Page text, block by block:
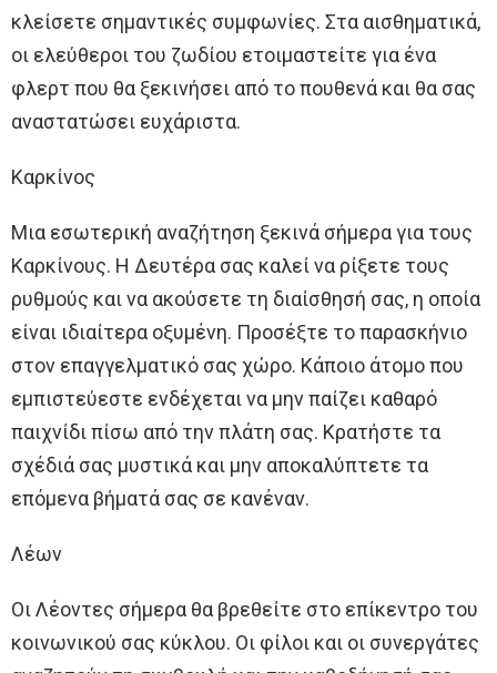
κλείσετε σημαντικές συμφωνίες. Στα αισθηματικά,
οι ελεύθεροι του ζωδίου ετοιμαστείτε για ένα
φλερτ που θα ξεκινήσει από το πουθενά και θα σας
αναστατώσει ευχάριστα.
Καρκίνος
Μια εσωτερική αναζήτηση ξεκινά σήμερα για τους
Καρκίνους. Η Δευτέρα σας καλεί να ρίξετε τους
ρυθμούς και να ακούσετε τη διαίσθησή σας, η οποία
είναι ιδιαίτερα οξυμένη. Προσέξτε το παρασκήνιο
στον επαγγελματικό σας χώρο. Κάποιο άτομο που
εμπιστεύεστε ενδέχεται να μην παίζει καθαρό
παιχνίδι πίσω από την πλάτη σας. Κρατήστε τα
σχέδιά σας μυστικά και μην αποκαλύπτετε τα
επόμενα βήματά σας σε κανέναν.
Λέων
Οι Λέοντες σήμερα θα βρεθείτε στο επίκεντρο του
κοινωνικού σας κύκλου. Οι φίλοι και οι συνεργάτες